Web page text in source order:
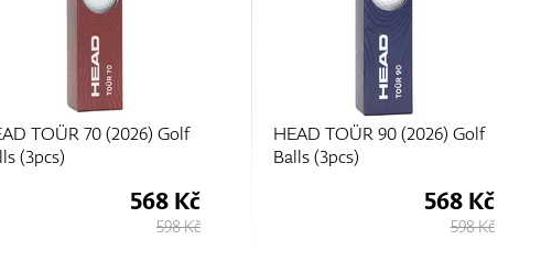
TOÜR 90 (2026) Golf
(3pcs)
568 Kč
598 Kč
HEAD TOÜR 100 (2026) Golf
Balls
663 Kč
698 Kč